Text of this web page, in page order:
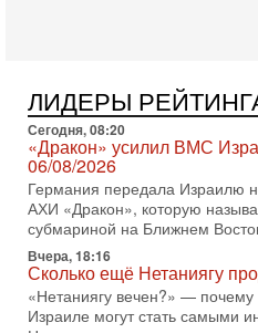
31-07-2026, 09:02
Битва за разоружение
31/07/2026
Сегодня президент США
достижении исторического
разоружении ХАМАСа и других
30-07-2026, 17:59
Иран доведет Трампа до
оценка от военного
Ситуация вокруг
с каждым днем. Почему Трамп
ЛИДЕРЫ
Сегодня, 08:20
«Дракон» усилил ВМС
06/08/2026
Германия передала Израилю
АХИ «Дракон», которую
субмариной на Ближнем
Вчера, 18:16
Сколько ещё Нетаниягу
«Нетаниягу вечен?» —
Израиле могут стать самыми